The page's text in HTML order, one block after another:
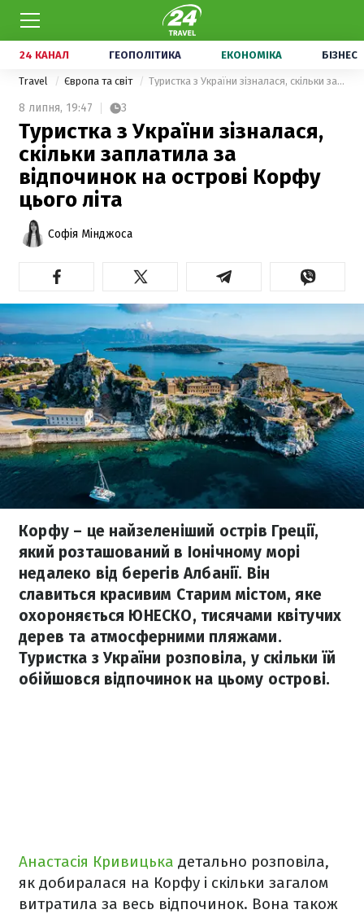
24 КАНАЛ ГЕОПОЛІТИКА ЕКОНОМІКА БІЗНЕС
Travel Європа та світ Туристка з України зізналася, скільки заплатила за відпочинок на острові Корфу цього літа
8 липня, 19:47 3
Туристка з України зізналася,
скільки заплатила за
відпочинок на острові Корфу
цього літа
Софія Мінджоса
Корфу – це найзеленіший острів Греції,
який розташований в Іонічному морі
недалеко від берегів Албанії. Він
славиться красивим Старим містом, яке
охороняється ЮНЕСКО, тисячами квітучих
дерев та атмосферними пляжами.
Туристка з України розповіла, у скільки їй
обійшовся відпочинок на цьому острові.
Анастасія Кривицька детально розповіла,
як добиралася на Корфу і скільки загалом
витратила за весь відпочинок. Вона також